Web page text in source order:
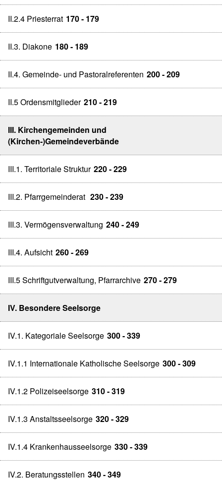
II.2.4 Priesterrat 170 - 179
II.3. Diakone 180 - 189
II.4. Gemeinde- und Pastoralreferenten 200 - 209
II.5 Ordensmitglieder 210 - 219
III. Kirchengemeinden und
(Kirchen-)Gemeindeverbände
III.1. Territoriale Struktur 220 - 229
III.2. Pfarrgemeinderat 230 - 239
III.3. Vermögensverwaltung 240 - 249
III.4. Aufsicht 260 - 269
III.5 Schriftgutverwaltung, Pfarrarchive 270 - 279
IV. Besondere Seelsorge
IV.1. Kategoriale Seelsorge 300 - 339
IV.1.1 Internationale Katholische Seelsorge 300 - 309
IV.1.2 Polizeiseelsorge 310 - 319
IV.1.3 Anstaltsseelsorge 320 - 329
IV.1.4 Krankenhausseelsorge 330 - 339
IV.2. Beratungsstellen 340 - 349